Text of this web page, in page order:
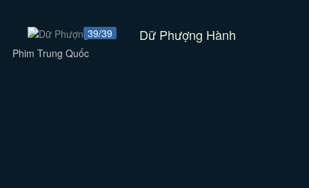
39/39 Dữ Phượng Hành
Phim Trung Quốc